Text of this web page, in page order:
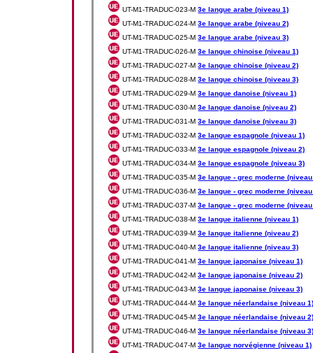
UT-M1-TRADUC-023-M3e langue arabe (niveau 1)
UT-M1-TRADUC-024-M3e langue arabe (niveau 2)
UT-M1-TRADUC-025-M3e langue arabe (niveau 3)
UT-M1-TRADUC-026-M3e langue chinoise (niveau 1)
UT-M1-TRADUC-027-M3e langue chinoise (niveau 2)
UT-M1-TRADUC-028-M3e langue chinoise (niveau 3)
UT-M1-TRADUC-029-M3e langue danoise (niveau 1)
UT-M1-TRADUC-030-M3e langue danoise (niveau 2)
UT-M1-TRADUC-031-M3e langue danoise (niveau 3)
UT-M1-TRADUC-032-M3e langue espagnole (niveau 1)
UT-M1-TRADUC-033-M3e langue espagnole (niveau 2)
UT-M1-TRADUC-034-M3e langue espagnole (niveau 3)
UT-M1-TRADUC-035-M3e langue - grec moderne
UT-M1-TRADUC-036-M3e langue - grec moderne
UT-M1-TRADUC-037-M3e langue - grec moderne
UT-M1-TRADUC-038-M3e langue italienne (niveau 1)
UT-M1-TRADUC-039-M3e langue italienne (niveau 2)
UT-M1-TRADUC-040-M3e langue italienne (niveau 3)
UT-M1-TRADUC-041-M3e langue japonaise (niveau 1)
UT-M1-TRADUC-042-M3e langue japonaise (niveau 2)
UT-M1-TRADUC-043-M3e langue japonaise (niveau 3)
UT-M1-TRADUC-044-M3e langue néerlandaise (niveau
UT-M1-TRADUC-045-M3e langue néerlandaise (niveau
UT-M1-TRADUC-046-M3e langue néerlandaise (niveau
UT-M1-TRADUC-047-M3e langue norvégienne (niveau 1)